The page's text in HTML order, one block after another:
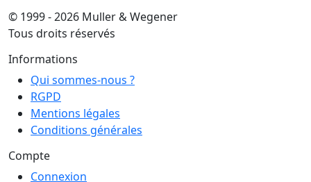
© 1999 - 2026 Muller & Wegener
Tous droits réservés
Informations
Qui sommes-nous ?
RGPD
Mentions légales
Conditions générales
Compte
Connexion